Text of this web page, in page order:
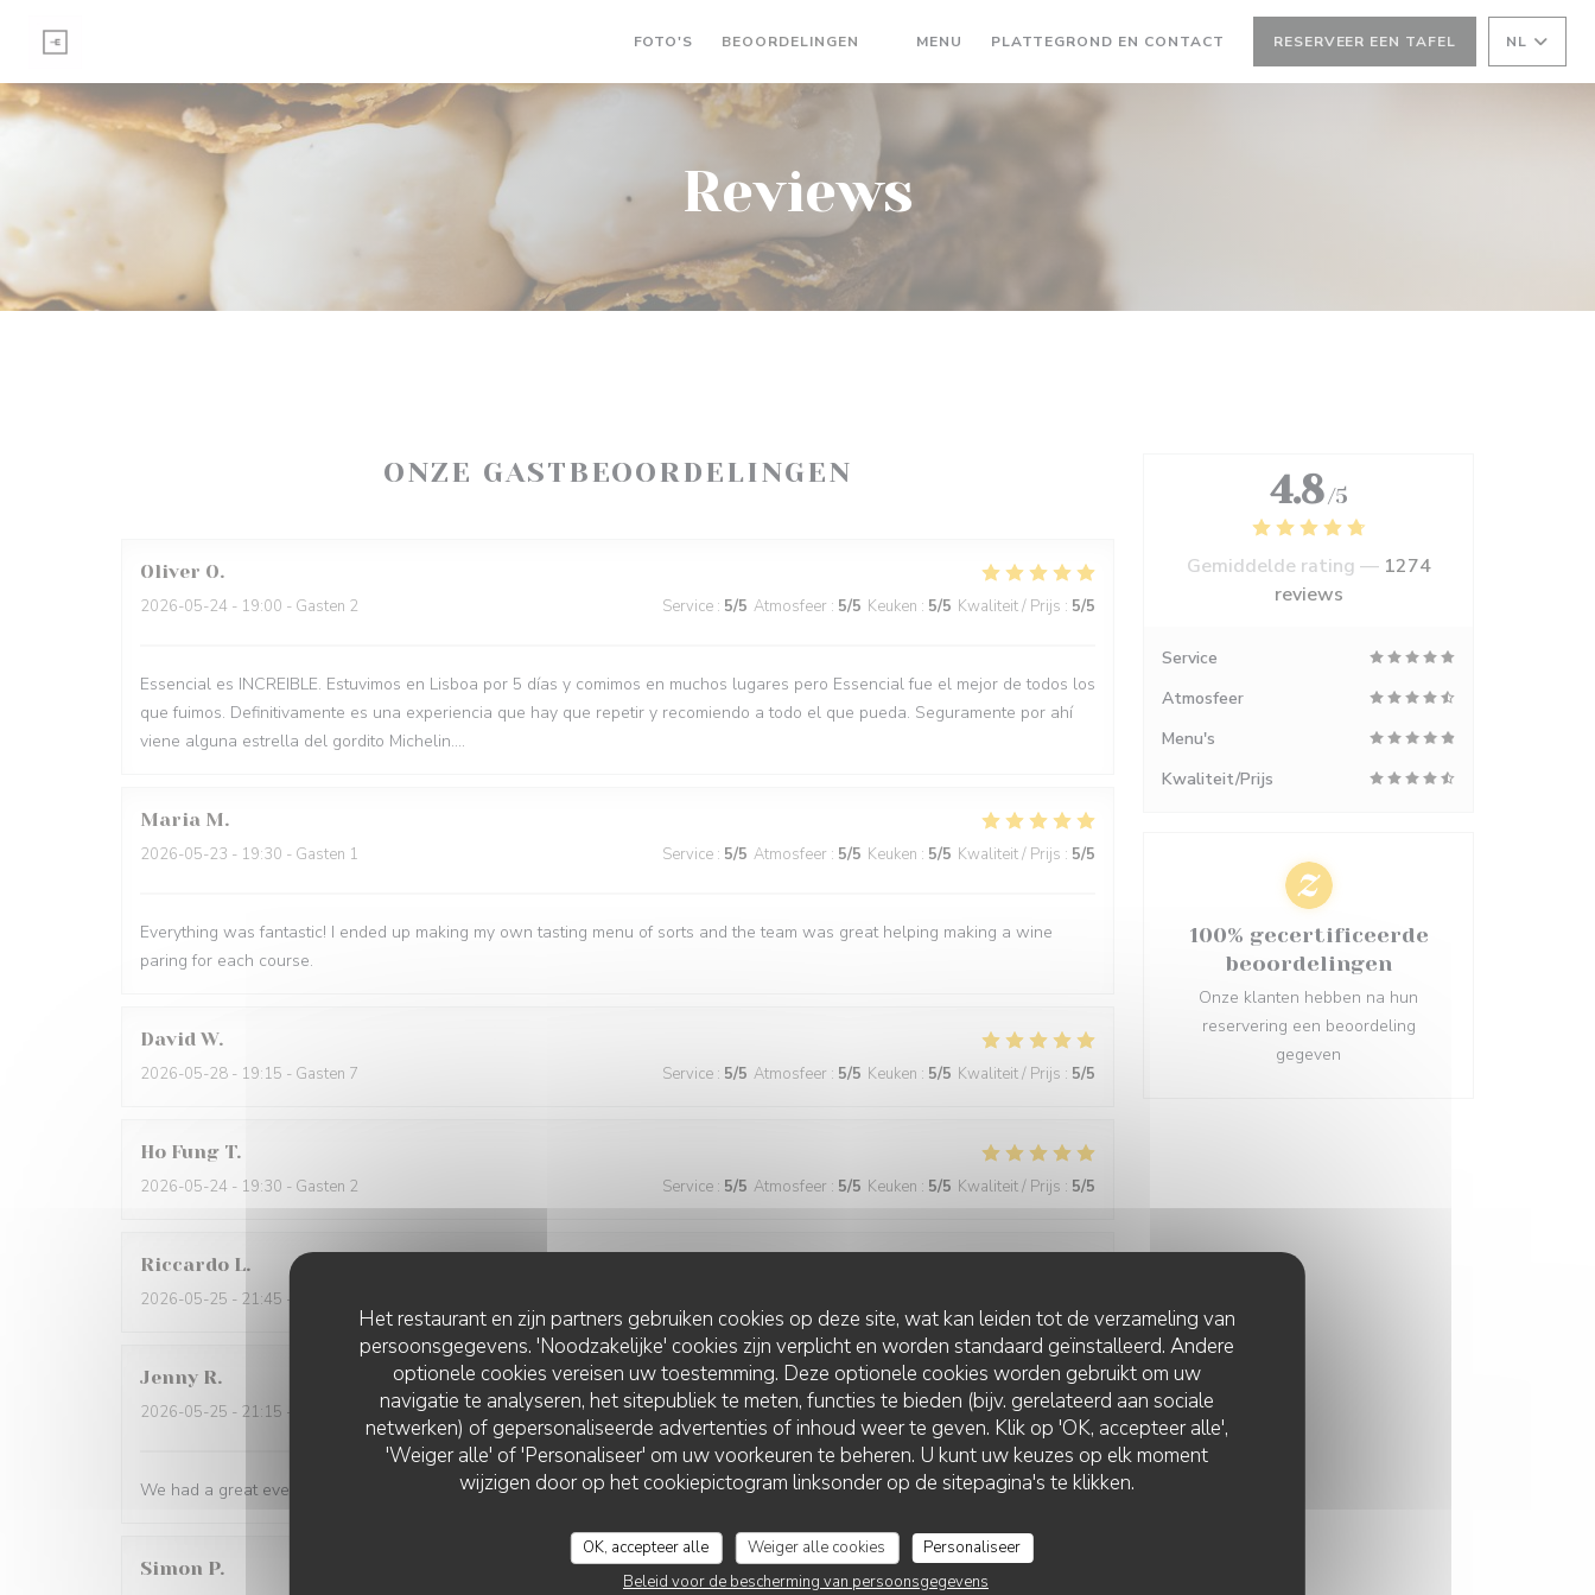
Het restaurant en zijn partners gebruiken cookies op deze site, wat kan leiden tot de verzameling van
persoonsgegevens. 'Noodzakelijke' cookies zijn verplicht en worden standaard geïnstalleerd. Andere
optionele cookies vereisen uw toestemming. Deze optionele cookies worden gebruikt om uw
navigatie te analyseren, het sitepubliek te meten, functies te bieden (bijv. gerelateerd aan sociale
netwerken) of gepersonaliseerde advertenties of inhoud weer te geven. Klik op 'OK, accepteer alle',
'Weiger alle' of 'Personaliseer' om uw voorkeuren te beheren. U kunt uw keuzes op elk moment
wijzigen door op het cookiepictogram linksonder op de sitepagina's te klikken.
OK, accepteer alle Weiger alle cookies
Personaliseer
Beleid voor de bescherming van persoonsgegevens
FOTO'S BEOORDELINGEN MENU ((OPENT IN EEN NIEUW VENSTER))
PLATTEGROND EN CONTACT RESERVEER EEN TAFEL NL
Reviews
ONZE GASTBEOORDELINGEN
Oliver O
2026-05-24 - 19:00 - Gasten 2 Service : 5/5 Atmosfeer : 5/5 Keuken : 5/5 Kwaliteit / Prijs : 5/5
Essencial es INCREIBLE. Estuvimos en Lisboa por 5 días y comimos en muchos lugares pero Essencial fue el mejor de todos los
que fuimos. Definitivamente es una experiencia que hay que repetir y recomiendo a todo el que pueda. Seguramente por ahí
viene alguna estrella del gordito Michelin....
Maria M
2026-05-23 - 19:30 - Gasten 1 Service : 5/5 Atmosfeer : 5/5 Keuken : 5/5 Kwaliteit / Prijs : 5/5
Everything was fantastic! I ended up making my own tasting menu of sorts and the team was great helping making a wine
paring for each course.
David W
2026-05-28 - 19:15 - Gasten 7 Service : 5/5 Atmosfeer : 5/5 Keuken : 5/5 Kwaliteit / Prijs : 5/5
Ho Fung T
2026-05-24 - 19:30 - Gasten 2 Service : 5/5 Atmosfeer : 5/5 Keuken : 5/5 Kwaliteit / Prijs : 5/5
Riccardo L
2026-05-25 - 21:45 - Gasten 2
Jenny R
2026-05-25 - 21:15 - Gasten 2 Service: 5/5 Atmosfeer :5/5 Keuken: 5/5 Kwaliteit / Prijs: 5/5
We had a great evening at Essencial. The staff was wonderful and the food was excellent!
Simon P
4.8 /5
Gemiddelde rating — 1274
reviews
Service
Atmosfeer
Menu's
Kwaliteit/Prijs
100% gecertificeerde
beoordelingen
Onze klanten hebben na hun
reservering een beoordeling
gegeven